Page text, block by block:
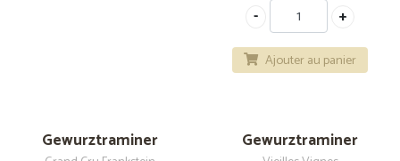
Ajouter au panier
Gewurztraminer Gewurztraminer